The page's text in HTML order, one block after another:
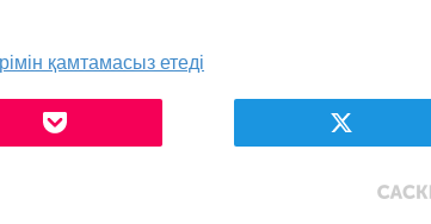
қамтамасыз етеді